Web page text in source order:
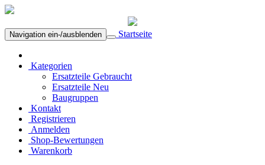
Navigation ein-/ausblenden Startseite
Kategorien
Ersatzteile Gebraucht
Ersatzteile Neu
Baugruppen
Kontakt
Registrieren
Anmelden
Shop-Bewertungen
Warenkorb